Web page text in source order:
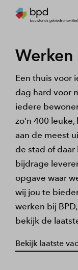
Een thuis voor
dag hard voor
iedere
zo'n 400 leuke,
aan de meest
de stad of
bijdrage
opgave waar
wij jou te
werken bij
bekijk de
Bekijk laatste